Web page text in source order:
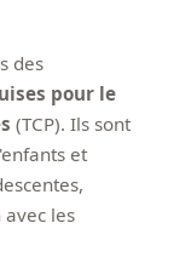
des
pour le
(TCP). Ils sont
et
les